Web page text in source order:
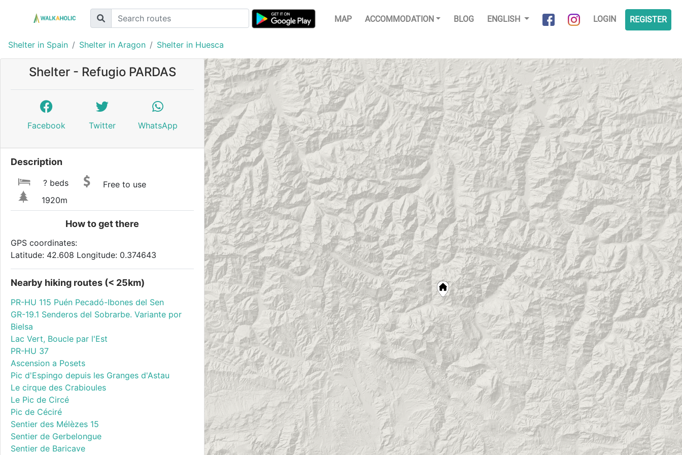
MAP ACCOMMODATION BLOG ENGLISH LOGIN REGISTER
Shelter in Spain Shelter in Aragon Shelter in Huesca
Shelter - Refugio PARDAS
Facebook Twitter WhatsApp
Description
? beds
Free to use
1920m
How to get there
GPS coordinates:
Latitude: 42.608 Longitude: 0.374643
Nearby hiking routes (< 25km)
PR-HU 115 Puén Pecadó-Ibones del Sen
GR-19.1 Senderos del Sobrarbe. Variante por
Bielsa
Lac Vert, Boucle par l'Est
PR-HU 37
Ascension a Posets
Pic d'Espingo depuis les Granges d'Astau
Le cirque des Crabioules
Le Pic de Circé
Pic de Céciré
Sentier des Mélèzes 15
Sentier de Gerbelongue
Sentier de Baricave